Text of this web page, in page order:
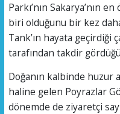
Parkı’nın Sakarya’nın
biri olduğunu bir kez
Tank’ın hayata geçirdiği
tarafından takdir
Doğanın kalbinde huzur
haline gelen Poyrazlar
dönemde de ziyaretçi